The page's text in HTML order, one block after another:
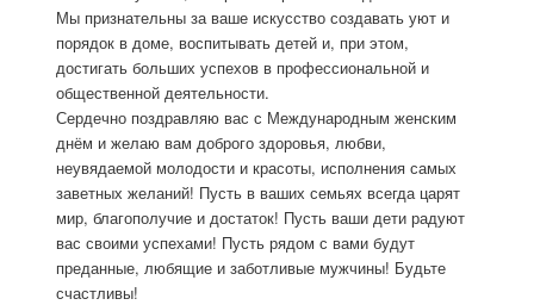
Мы признательны за ваше искусство создавать уют и
порядок в доме, воспитывать детей и, при этом,
достигать больших успехов в профессиональной и
общественной деятельности.
Сердечно поздравляю вас с Международным женским
днём и желаю вам доброго здоровья, любви,
неувядаемой молодости и красоты, исполнения самых
заветных желаний! Пусть в ваших семьях всегда царят
мир, благополучие и достаток! Пусть ваши дети радуют
вас своими успехами! Пусть рядом с вами будут
преданные, любящие и заботливые мужчины! Будьте
счастливы!